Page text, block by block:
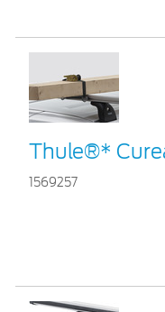
Thule®*
1569257